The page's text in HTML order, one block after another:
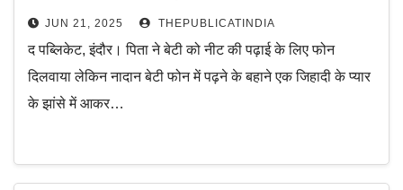
पर फोटो-वीडियो दिखाकर डराया
JUN 21, 2025 THEPUBLICATINDIA
द पब्लिकेट, इंदौर। पिता ने बेटी को नीट की पढ़ाई के लिए फोन
दिलवाया लेकिन नादान बेटी फोन में पढ़ने के बहाने एक जिहादी के प्यार
के झांसे में आकर…